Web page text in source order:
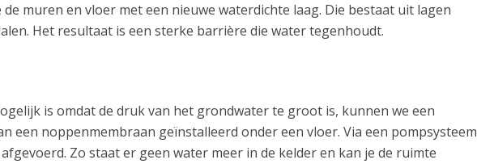
muren en vloer met een nieuwe waterdichte laag. Die bestaat uit lagen
Het resultaat is een sterke barrière die water tegenhoudt.
is omdat de druk van het grondwater te groot is, kunnen we een
een noppenmembraan geïnstalleerd onder een vloer. Via een pompsysteem
Zo staat er geen water meer in de kelder en kan je de ruimte